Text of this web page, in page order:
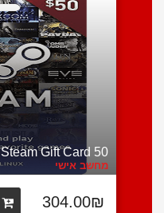
Steam Gift Card 50 $
מחשב אישי
304.00₪